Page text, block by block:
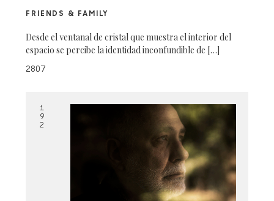
FRIENDS & FAMILY
Desde el ventanal de cristal que muestra el interior del
espacio se percibe la identidad inconfundible de […]
2807
1
9
2